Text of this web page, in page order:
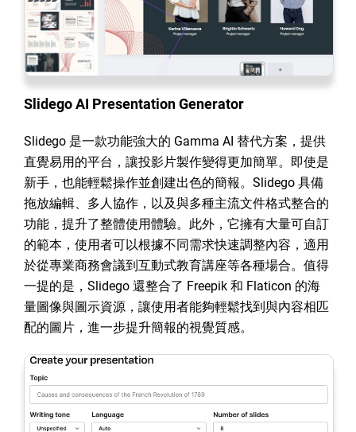
Slidego AI Presentation Generator
Slidego 是一款功能強大的 Gamma AI 替代方案，提供
直覺易用的平台，讓投影片製作變得更加簡單。即使是
新手，也能輕鬆操作並創建出色的簡報。Slidego 具備
拖放編輯、多人協作，以及與多種主流文件格式整合的
功能，提升了整體使用體驗。此外，它擁有大量可自訂
的範本，使用者可以根據不同需求快速調整內容，適用
於從專業商務會議到互動式教育講座等各種場合。值得
一提的是，Slidego 還整合了 Freepik 和 Flaticon 的海
量圖像與圖示資源，讓使用者能夠輕鬆找到與內容相匹
配的圖片，進一步提升簡報的視覺質感。